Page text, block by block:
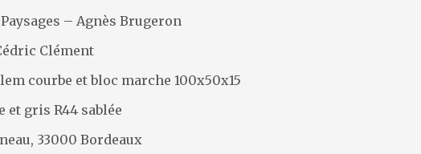
– Agnès Brugeron
Clément
courbe et bloc marche 100x50x15
gris R44 sablée
33000 Bordeaux